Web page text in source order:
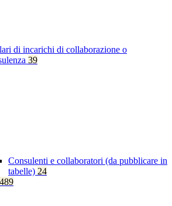
di incarichi di collaborazione o
39
Consulenti e collaboratori (da pubblicare in
tabelle) 24
489